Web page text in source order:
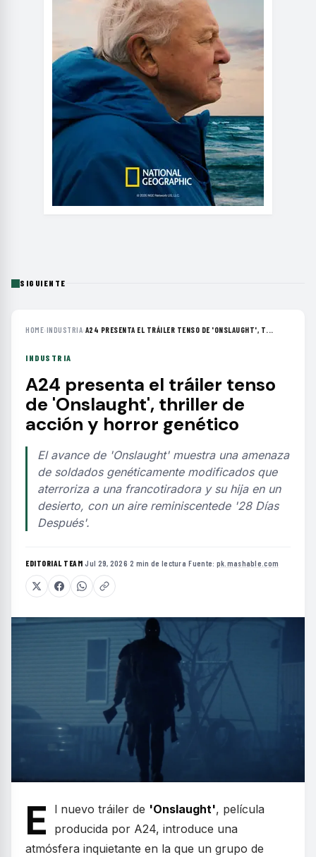
SIGUIENTE
HOME›INDUSTRIA›A24 PRESENTA EL TRÁILER TENSO DE 'ONSLAUGHT', T...
INDUSTRIA
A24 presenta el tráiler tenso
de 'Onslaught', thriller de
acción y horror genético
El avance de 'Onslaught' muestra una amenaza
de soldados genéticamente modificados que
aterroriza a una francotiradora y su hija en un
desierto, con un aire reminiscentede '28 Días
Después'.
EDITORIAL TEAM·Jul 29, 2026·2 min de lectura·Fuente: pk.mashable.com
E l nuevo tráiler de 'Onslaught', película
producida por A24, introduce una
atmósfera inquietante en la que un grupo de